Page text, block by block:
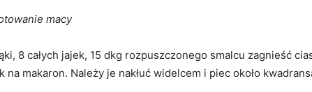
macy
8 całych jajek, 15 dkg rozpuszczonego smalcu zagnieść
na makaron. Należy je nakłuć widelcem i piec około